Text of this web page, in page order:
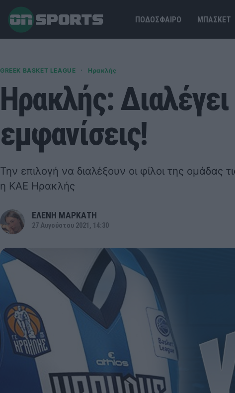
ΠΟΔΟΣΦΑΙΡΟ ΜΠΑΣΚΕΤ
GREEK BASKET LEAGUE · Ηρακλής
Ηρακλής:
εμφανίσεις!
Την επιλογή να διαλέξουν οι φίλοι της ομάδας
η ΚΑΕ Ηρακλής
ΕΛΕΝΗ ΜΑΡΚΑΤΗ
27 Αυγούστου 2021, 14:30